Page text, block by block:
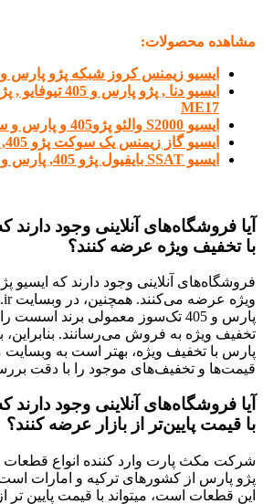
مشاهده محصولات:
ایسیو زیمنس کروز شبکه پژو پارس و 405 و سمند
ME17
ایسیو S2000 والئو پژو405 و پارس و سمند
ایسیو گاز زیمنس یک سوکت پژو 405, پارس و سمند کروز
ایسیو SSAT بایفیول پژو 405, پارس و سمند
آیا فروشگاه‌های آنلاینی وجود دارند
با تخفیف ویژه عرضه کنند؟
فروشگاه‌های آنلاینی وجود دارند که ایسیو
ویژه عرضه می‌کنند.
پارس و 405 تک‌سوز معمولی برند
تخفیف ویژه به فروش می‌رسانند.
پارس با تخفیف ویژه، بهتر است به وبسایت
قیمت‌ها و تخفیف‌های موجود را با دقت
آیا فروشگاه‌های آنلاینی وجود دارند
با قیمت پایین‌تر از بازار عرضه کنند؟
شرکت مکث پارت وارد کننده انواع قطعات
پژو پارس از کشورهای ترکیه و امارات
این قطعات است، میتواند با قیمت پایین تر